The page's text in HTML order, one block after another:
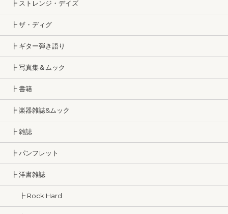
┣ ストレンジ・デイズ
┣ ザ・ディグ
┣ ギター弾き語り
┣ 写真集＆ムック
┣ 書籍
┣ 楽器雑誌&ムック
┣ 雑誌
┣ パンフレット
┣ 洋書雑誌
┣ Rock Hard